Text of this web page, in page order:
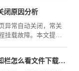
闭原因分析
异常自动关闭，常关
挂载故障。本文提供
谷歌浏览器手机版在通知栏怎么看文件下载的具体百分比